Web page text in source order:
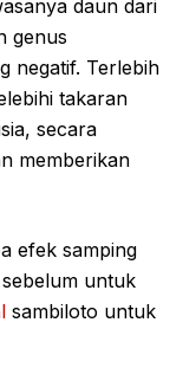
daun dari
genus
negatif. Terlebih
takaran
secara
memberikan
efek samping
untuk
sambiloto untuk